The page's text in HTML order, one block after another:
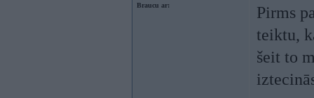
Braucu ar:
Pirms
teiktu,
šeit to